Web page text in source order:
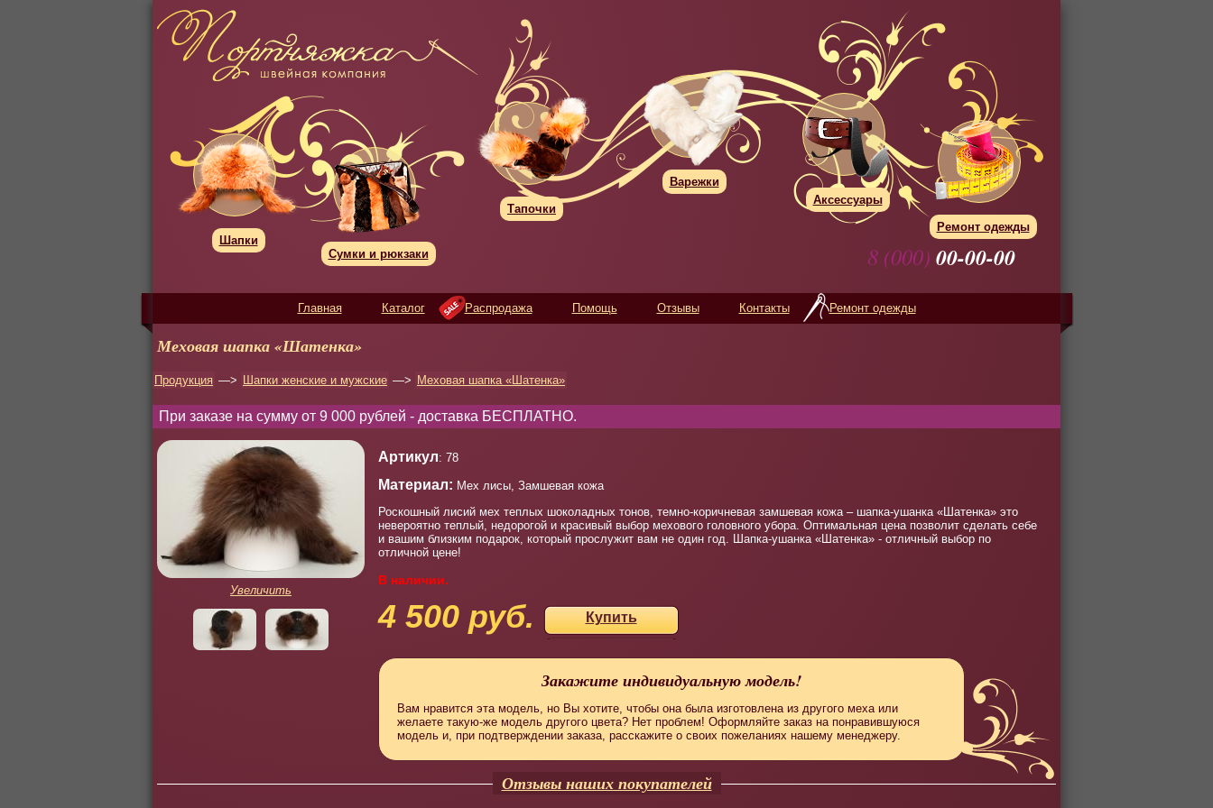
Шапки
Сумки и рюкзаки
Тапочки
Варежки
Аксессуары
Ремонт одежды
8 (000) 00-00-00
Главная Каталог Распродажа Помощь Отзывы Контакты Ремонт одежды
Меховая шапка «Шатенка»
Продукция —> Шапки женские и мужские —> Меховая шапка «Шатенка»
При заказе на сумму от 9 000 рублей - доставка БЕСПЛАТНО.
Увеличить
Артикул: 78
Материал: Мех лисы, Замшевая кожа
Роскошный лисий мех теплых шоколадных тонов, темно-коричневая замшевая кожа – шапка-ушанка «Шатенка» это
невероятно теплый, недорогой и красивый выбор мехового головного убора. Оптимальная цена позволит сделать себе
и вашим близким подарок, который прослужит вам не один год. Шапка-ушанка «Шатенка» - отличный выбор по
отличной цене!
В наличии.
4 500 руб. Купить
Закажите индивидуальную модель!
Вам нравится эта модель, но Вы хотите, чтобы она была изготовлена из другого меха или
желаете такую-же модель другого цвета? Нет проблем! Оформляйте заказ на понравившуюся
модель и, при подтверждении заказа, расскажите о своих пожеланиях нашему менеджеру.
Отзывы наших покупателей